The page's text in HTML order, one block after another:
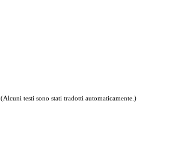
(Alcuni testi sono stati tradotti automaticamente.)